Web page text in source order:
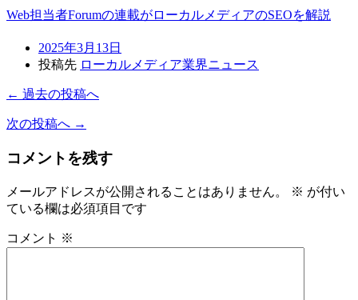
Web担当者Forumの連載がローカルメディアのSEOを解説
2025年3月13日
投稿先 ローカルメディア業界ニュース
← 過去の投稿へ
次の投稿へ →
コメントを残す
メールアドレスが公開されることはありません。 ※ が付い
ている欄は必須項目です
コメント ※